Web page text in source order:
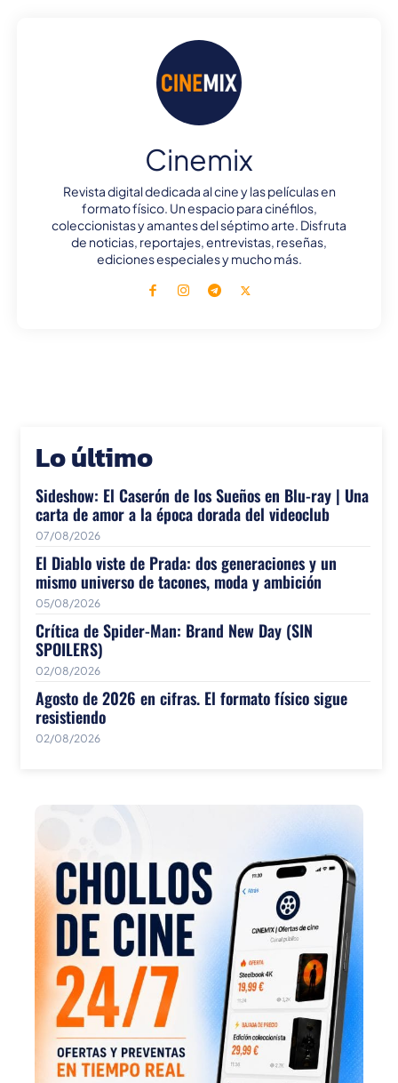
Cinemix
Revista digital dedicada al cine y las películas en
formato físico. Un espacio para cinéfilos,
coleccionistas y amantes del séptimo arte. Disfruta
de noticias, reportajes, entrevistas, reseñas,
ediciones especiales y mucho más.
Lo último
Sideshow: El Caserón de los Sueños en Blu-ray | Una
carta de amor a la época dorada del videoclub
07/08/2026
El Diablo viste de Prada: dos generaciones y un
mismo universo de tacones, moda y ambición
05/08/2026
Crítica de Spider-Man: Brand New Day (SIN
SPOILERS)
02/08/2026
Agosto de 2026 en cifras. El formato físico sigue
resistiendo
02/08/2026